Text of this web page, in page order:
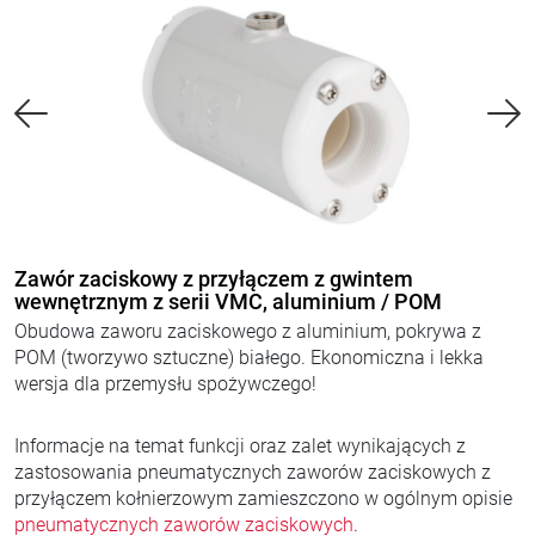
Zawór zaciskowy z przyłączem z gwintem
wewnętrznym z serii VMC, aluminium / POM
Obudowa zaworu zaciskowego z aluminium, pokrywa z
POM (tworzywo sztuczne) białego. Ekonomiczna i lekka
wersja dla przemysłu spożywczego!
Informacje na temat funkcji oraz zalet wynikających z
zastosowania pneumatycznych zaworów zaciskowych z
przyłączem kołnierzowym zamieszczono w ogólnym opisie
pneumatycznych zaworów zaciskowych.